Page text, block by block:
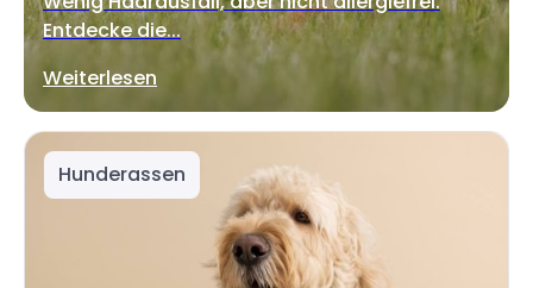
Entdecke die...
Weiterlesen
Hunderassen